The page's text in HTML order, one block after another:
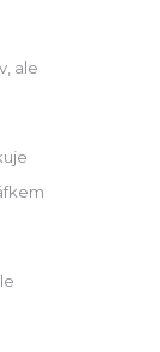
ale